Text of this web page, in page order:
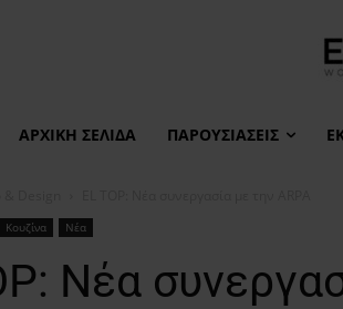
ΑΡΧΙΚΉ ΣΕΛΊΔΑ ΠΑΡΟΥΣΙΆΣΕΙΣ
Κουζίνα Νέα
Νέα